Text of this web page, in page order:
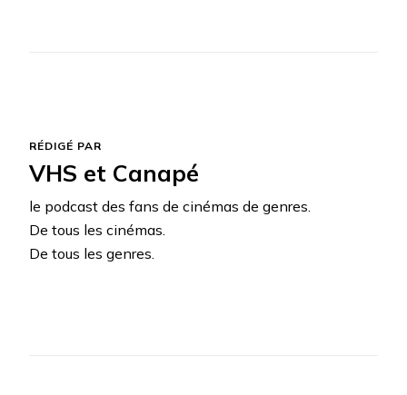
RÉDIGÉ PAR
VHS et Canapé
le podcast des fans de cinémas de genres.
De tous les cinémas.
De tous les genres.